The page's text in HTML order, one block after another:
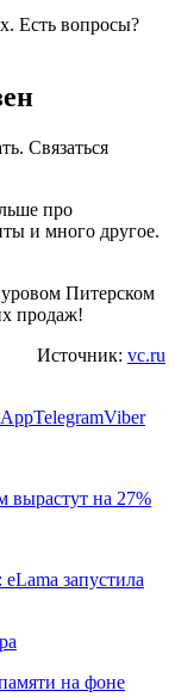
Есть вопросы?
Связаться
про
и много другое.
Питерском
продаж!
Источник: vc.ru
TelegramViber
вырастут на 27%
запустила
на фоне